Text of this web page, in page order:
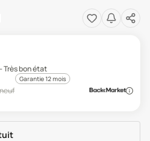
Très bon état
Garantie 12 mois